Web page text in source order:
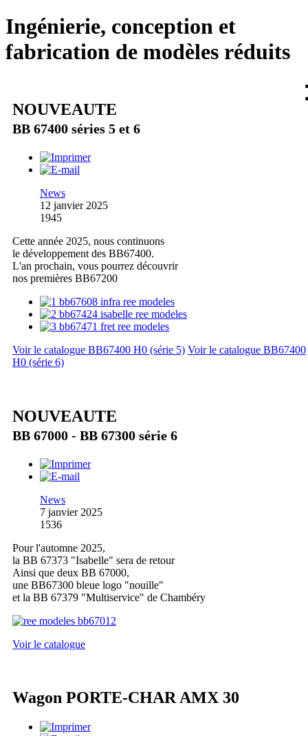
Ingénierie, conception et
fabrication de modèles réduits
NOUVEAUTE
BB 67400 séries 5 et 6
News
12 janvier 2025
1945
Cette année 2025, nous continuons
le développement des BB67400.
L'an prochain, vous pourrez découvrir
nos premières BB67200
Voir le catalogue BB67400 H0 (série 5) Voir le catalogue BB67400
H0 (série 6)
NOUVEAUTE
BB 67000 - BB 67300 série 6
News
7 janvier 2025
1536
Pour l'automne 2025,
la BB 67373 "Isabelle" sera de retour
Ainsi que deux BB 67000,
une BB67300 bleue logo "nouille"
et la BB 67379 "Multiservice" de Chambéry
Voir le catalogue
Wagon PORTE-CHAR AMX 30